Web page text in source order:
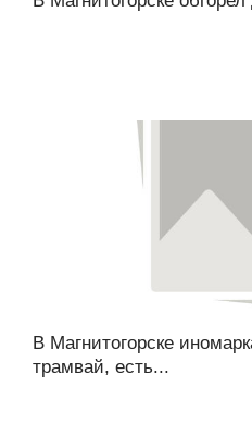
В Магнитогорске
трамвай, есть...